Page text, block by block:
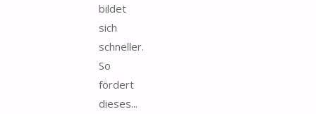
bildet
sich
schneller.
So
fördert
dieses...